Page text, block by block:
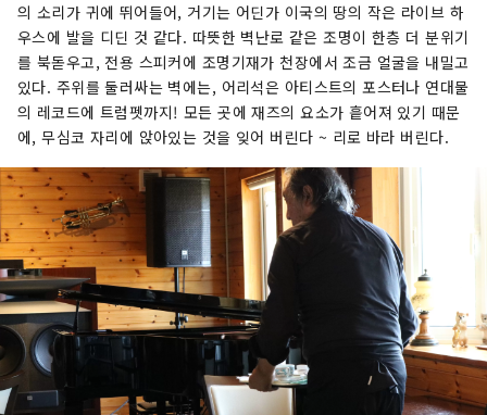
의 소리가 귀에 뛰어들어, 거기는 어딘가 이국의 땅의 작은 라이브 하
우스에 발을 디딘 것 같다. 따뜻한 벽난로 같은 조명이 한층 더 분위기
를 북돋우고, 전용 스피커에 조명기재가 천장에서 조금 얼굴을 내밀고
있다. 주위를 둘러싸는 벽에는, 어리석은 아티스트의 포스터나 연대물
의 레코드에 트럼펫까지! 모든 곳에 재즈의 요소가 흩어져 있기 때문
에, 무심코 자리에 앉아있는 것을 잊어 버린다 ~ 리로 바라 버린다.